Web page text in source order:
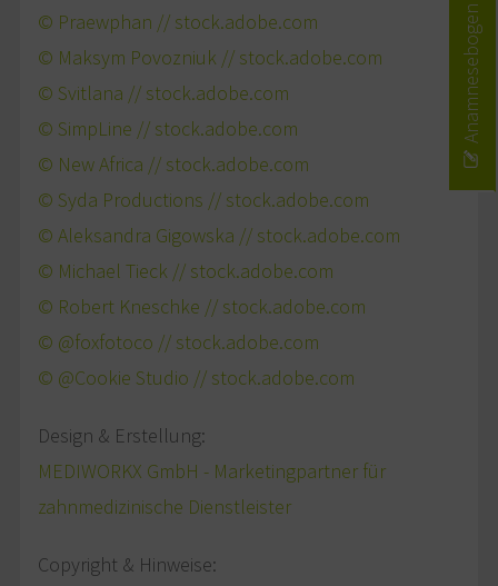
© Praewphan // stock.adobe.com
© Maksym Povozniuk // stock.adobe.com
© Svitlana // stock.adobe.com
© SimpLine // stock.adobe.com
© New Africa // stock.adobe.com
© Syda Productions // stock.adobe.com
© Aleksandra Gigowska // stock.adobe.com
© Michael Tieck // stock.adobe.com
© Robert Kneschke // stock.adobe.com
© @foxfotoco // stock.adobe.com
© @Cookie Studio // stock.adobe.com
Design & Erstellung:
MEDIWORKX GmbH - Marketingpartner für
zahnmedizinische Dienstleister
Copyright & Hinweise:
Anamnesebogen